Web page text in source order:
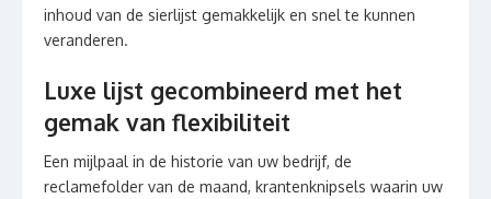
inhoud van de sierlijst gemakkelijk en snel te kunnen
veranderen.
Luxe lijst gecombineerd met het
gemak van flexibiliteit
Een mijlpaal in de historie van uw bedrijf, de
reclamefolder van de maand, krantenknipsels waarin uw